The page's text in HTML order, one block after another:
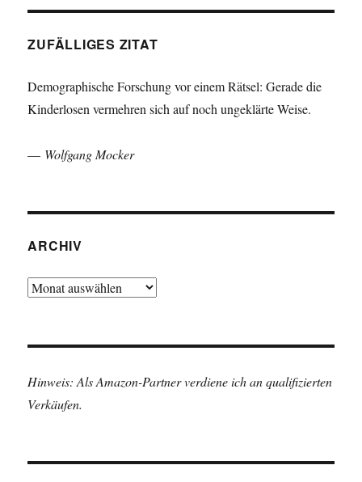
ZUFÄLLIGES ZITAT
Demographische Forschung vor einem Rätsel: Gerade die
Kinderlosen vermehren sich auf noch ungeklärte Weise.
— Wolfgang Mocker
ARCHIV
Archiv
Hinweis: Als Amazon-Partner verdiene ich an qualifizierten
Verkäufen.